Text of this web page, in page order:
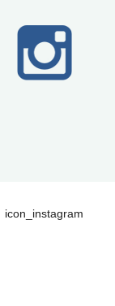
icon_instagram